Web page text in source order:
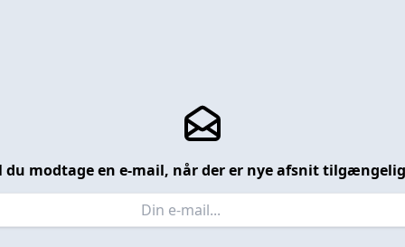
du modtage en e-mail, når der er nye afsnit